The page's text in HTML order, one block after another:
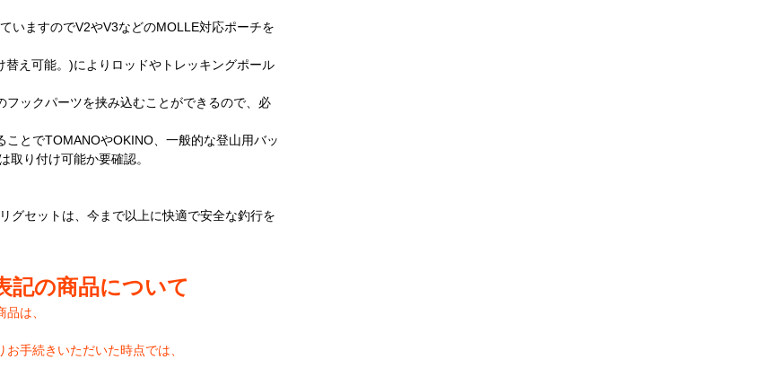
いますのでV2やV3などのMOLLE対応ポーチを
え可能。)によりロッドやトレッキングポール
ックパーツを挟み込むことができるので、必
とでTOMANOやOKINO、一般的な登山用バッ
り付け可能か要確認。
グセットは、今まで以上に快適で安全な釣行を
記の商品について
は、
手続きいただいた時点では、